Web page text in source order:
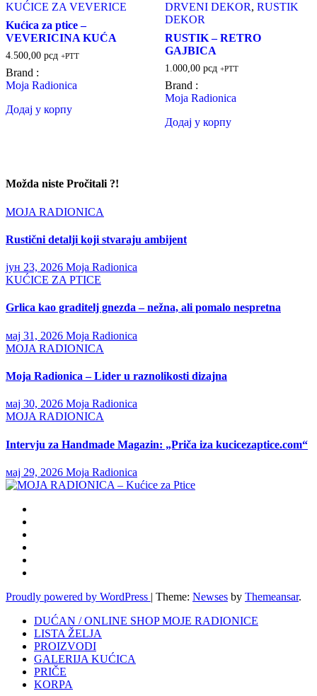
KUĆICE ZA VEVERICE
Kućica za ptice –
VEVERICINA KUĆA
4.500,00 рсд +PTT
Brand :
Moja Radionica
Додај у корпу
DRVENI DEKOR, RUSTIK
DEKOR
RUSTIK – RETRO
GAJBICA
1.000,00 рсд +PTT
Brand :
Moja Radionica
Додај у корпу
Možda niste Pročitali ?!
MOJA RADIONICA
Rustični detalji koji stvaraju ambijent
јун 23, 2026 Moja Radionica
KUĆICE ZA PTICE
Grlica kao graditelj gnezda – nežna, ali pomalo nespretna
мај 31, 2026 Moja Radionica
MOJA RADIONICA
Moja Radionica – Lider u raznolikosti dizajna
мај 30, 2026 Moja Radionica
MOJA RADIONICA
Intervju za Handmade Magazin: „Priča iza kucicezaptice.com“
мај 29, 2026 Moja Radionica
Proudly powered by WordPress | Theme: Newses by Themeansar.
DUĆAN / ONLINE SHOP MOJE RADIONICE
LISTA ŽELJA
PROIZVODI
GALERIJA KUĆICA
PRIČE
KORPA